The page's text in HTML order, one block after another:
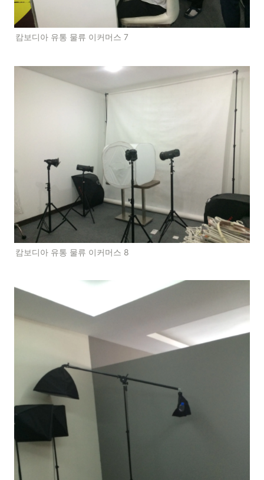
캄보디아 유통 물류 이커머스 7
캄보디아 유통 물류 이커머스 8